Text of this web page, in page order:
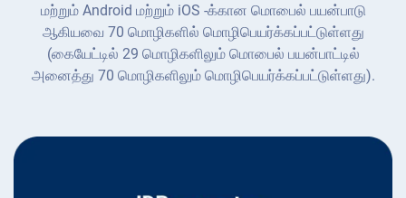
மற்றும் Android மற்றும் iOS -க்கான மொபைல் பயன்பாடு
ஆகியவை 70 மொழிகளில் மொழிபெயர்க்கப்பட்டுள்ளது
(கையேட்டில் 29 மொழிகளிலும் மொபைல் பயன்பாட்டில்
அனைத்து 70 மொழிகளிலும் மொழிபெயர்க்கப்பட்டுள்ளது).